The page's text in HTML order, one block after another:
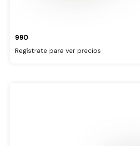
990
Regístrate para ver precios